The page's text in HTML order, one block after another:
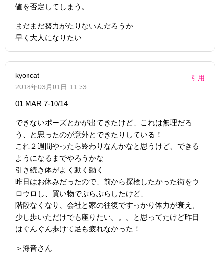
値を否定してしまう。
まだまだ努力がたりないんだろうか
早く大人になりたい
kyoncat
2018年03月01日 11:33
引用
01 MAR 7-10/14
できないポーズとかが出てきたけど、これは無理だろ
う、と思ったのが意外とできたりしている！
これ２週間やったら終わりなんかなと思うけど、できる
ようになるまでやろうかな
引き続き体がよく動く動く
昨日はお休みだったので、前から探検したかった街をウ
ロウロし、買い物でぶらぶらしたけど、
階段なくなり、会社と家の往復ですっかり体力が衰え、
少し歩いただけでも座りたい。。。と思ってたけど昨日
はぐんぐん歩けて足も疲れなかった！
＞海音さん